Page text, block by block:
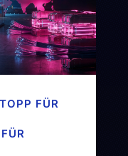
FÜR